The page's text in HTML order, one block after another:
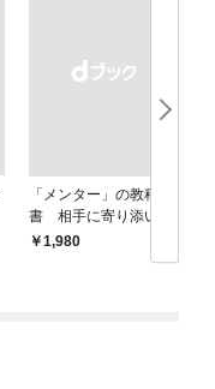
「メンター」の教科
書 相手に寄り添いな
がら成長を後押しする
￥1,980